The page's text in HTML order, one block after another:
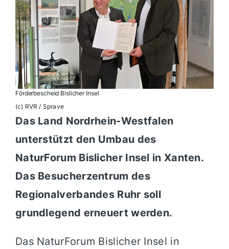
Förderbescheid Bislicher Insel
(c) RVR / Sprave
Das Land Nordrhein-Westfalen
unterstützt den Umbau des
NaturForum Bislicher Insel in Xanten.
Das Besucherzentrum des
Regionalverbandes Ruhr soll
grundlegend erneuert werden.
Das NaturForum Bislicher Insel in